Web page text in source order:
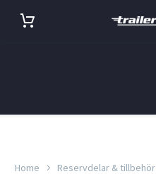
Home Reservdelar & tillbehör